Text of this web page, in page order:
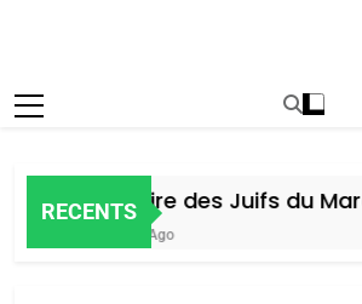
RECENTS
Histoire des Juifs du
5 Jours Ago